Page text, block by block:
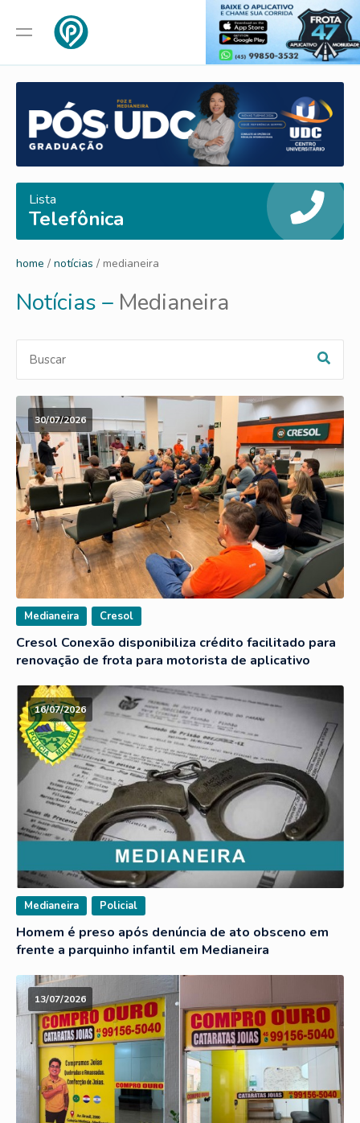
Lista
Telefônica
home / notícias / medianeira
Notícias – Medianeira
30/07/2026
Medianeira Cresol
Cresol Conexão disponibiliza crédito facilitado para
renovação de frota para motorista de aplicativo
16/07/2026
Medianeira Policial
Homem é preso após denúncia de ato obsceno em
frente a parquinho infantil em Medianeira
13/07/2026